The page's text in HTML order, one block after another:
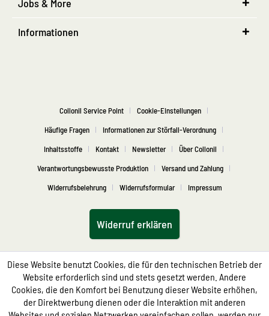
Jobs & More
Informationen
Collonil Service Point
Cookie-Einstellungen
Häufige Fragen
Informationen zur Störfall-Verordnung
Inhaltsstoffe
Kontakt Newsletter
Über Collonil
Verantwortungsbewusste Produktion
Versand und Zahlung
Widerrufsbelehrung
Widerrufsformular Impressum
Widerruf erklären
Diese Website benutzt Cookies, die für den technischen Betrieb der
Website erforderlich sind und stets gesetzt werden. Andere
Cookies, die den Komfort bei Benutzung dieser Website erhöhen,
der Direktwerbung dienen oder die Interaktion mit anderen